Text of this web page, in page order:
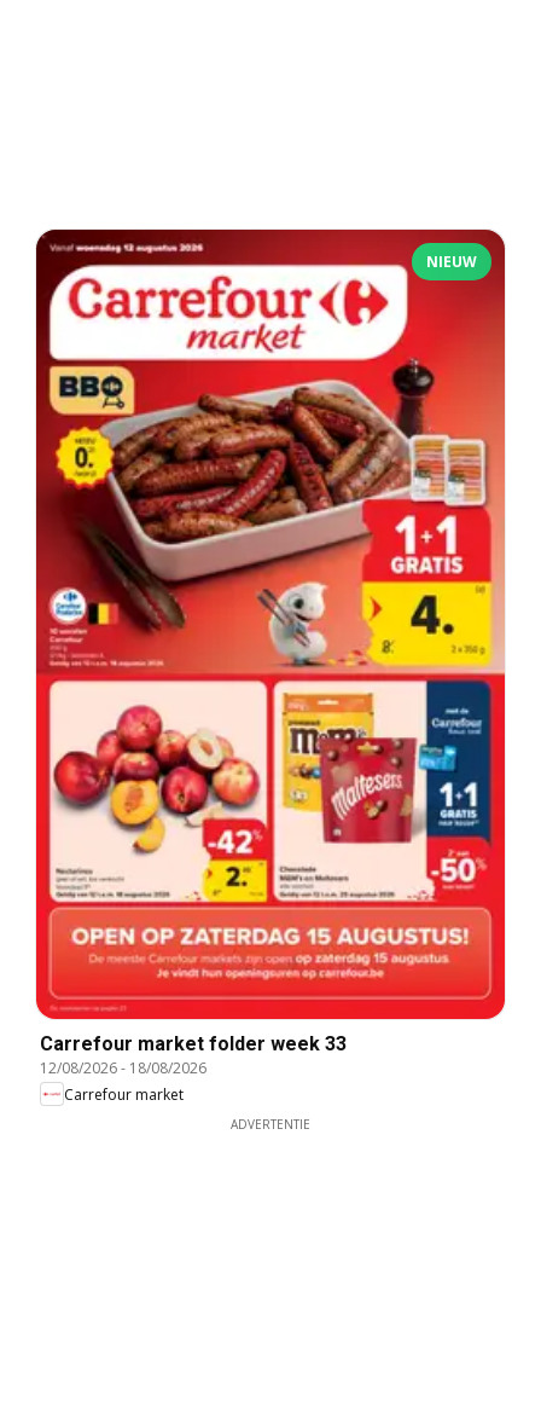
NIEUW
Carrefour market folder week 33
12/08/2026- 18/08/2026
Carrefour market
ADVERTENTIE